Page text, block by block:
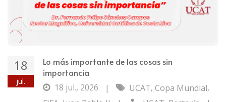
18
jul.
Lo más importante de las cosas sin
importancia
18 jul., 2026
| UCAT, Copa Mundial,